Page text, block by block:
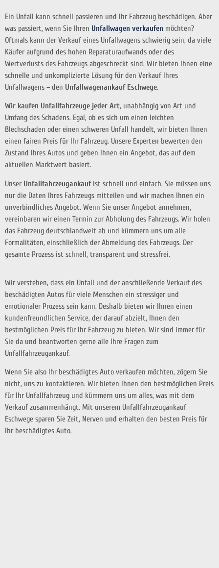
Ein Unfall kann schnell passieren und Ihr Fahrzeug beschädigen. Aber
was passiert, wenn Sie Ihren Unfallwagen verkaufen möchten?
Oftmals kann der Verkauf eines Unfallwagens schwierig sein, da viele
Käufer aufgrund des hohen Reparaturaufwands oder des
Wertverlusts des Fahrzeugs abgeschreckt sind. Wir bieten Ihnen eine
schnelle und unkomplizierte Lösung für den Verkauf Ihres
Unfallwagens – den Unfallwagenankauf Eschwege.
Wir kaufen Unfallfahrzeuge jeder Art, unabhängig von Art und
Umfang des Schadens. Egal, ob es sich um einen leichten
Blechschaden oder einen schweren Unfall handelt, wir bieten Ihnen
einen fairen Preis für Ihr Fahrzeug. Unsere Experten bewerten den
Zustand Ihres Autos und geben Ihnen ein Angebot, das auf dem
aktuellen Marktwert basiert.
Unser Unfallfahrzeugankaufist schnell und einfach. Sie müssen uns
nur die Daten Ihres Fahrzeugs mitteilen und wir machen Ihnen ein
unverbindliches Angebot. Wenn Sie unser Angebot annehmen,
vereinbaren wir einen Termin zur Abholung des Fahrzeugs. Wir holen
das Fahrzeug deutschlandweit ab und kümmern uns um alle
Formalitäten, einschließlich der Abmeldung des Fahrzeugs. Der
gesamte Prozess ist schnell, transparent und stressfrei.
Wir verstehen, dass ein Unfall und der anschließende Verkauf des
beschädigten Autos für viele Menschen ein stressiger und
emotionaler Prozess sein kann. Deshalb bieten wir Ihnen einen
kundenfreundlichen Service, der darauf abzielt, Ihnen den
bestmöglichen Preis für Ihr Fahrzeug zu bieten. Wir sind immer für
Sie da und beantworten gerne alle Ihre Fragen zum
Unfallfahrzeugankauf.
Wenn Sie also Ihr beschädigtes Auto verkaufen möchten, zögern Sie
nicht, uns zu kontaktieren. Wir bieten Ihnen den bestmöglichen Preis
für Ihr Unfallfahrzeug und kümmern uns um alles, was mit dem
Verkauf zusammenhängt. Mit unserem Unfallfahrzeugankauf
Eschwege sparen Sie Zeit, Nerven und erhalten den besten Preis für
Ihr beschädigtes Auto.